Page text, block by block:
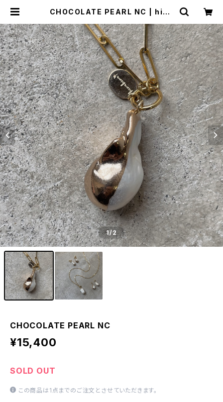
CHOCOLATE PEARL NC | hina
1/2
CHOCOLATE PEARL NC
¥15,400
SOLD OUT
この商品は1点までのご注文とさせていただきます。